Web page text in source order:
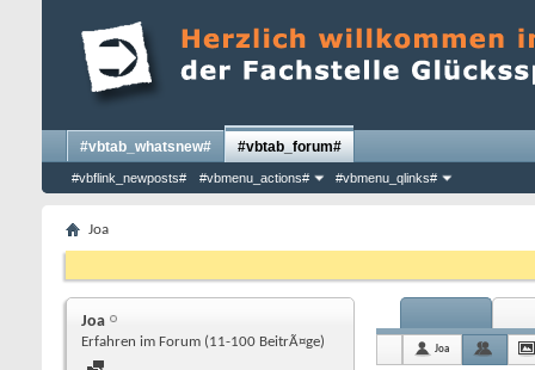
#vbtab_whatsnew# #vbtab_forum#
#vbflink_newposts# #vbmenu_actions# #vbmenu_qlinks#
Joa
Joa
Erfahren im Forum (11-100 BeitrÃ¤ge) Joa